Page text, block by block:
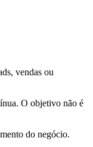
vendas ou
O objetivo não é
do negócio.